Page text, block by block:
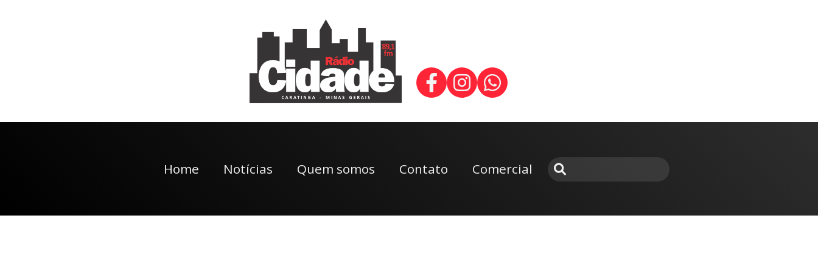
Home Notícias Quem somos Contato Comercial